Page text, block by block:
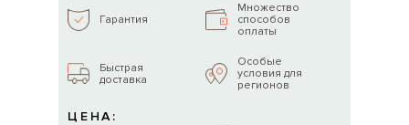
Гарантия
Множество
способов
оплаты
Быстрая
доставка
Особые
условия для
регионов
ЦЕНА: